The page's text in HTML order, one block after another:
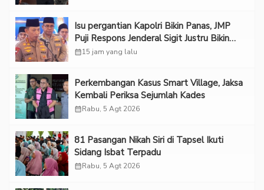
Isu pergantian Kapolri Bikin Panas, JMP
Puji Respons Jenderal Sigit Justru Bikin
“Adem”
calendar_month15 jam yang lalu
Perkembangan Kasus Smart Village, Jaksa
Kembali Periksa Sejumlah Kades
calendar_monthRabu, 5 Agt 2026
81 Pasangan Nikah Siri di Tapsel Ikuti
Sidang Isbat Terpadu
calendar_monthRabu, 5 Agt 2026